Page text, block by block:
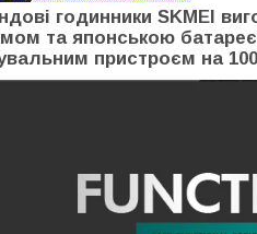
годинники SKMEI
та японською
пристроєм на